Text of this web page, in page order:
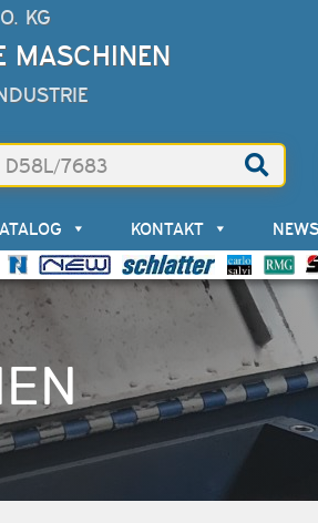
KG
MASCHINEN
KONTAKT NEWS